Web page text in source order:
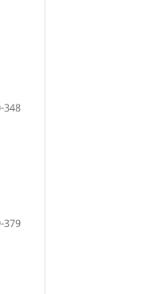
348
379